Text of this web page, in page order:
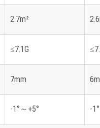
2.7m² 2.6
≤7.1G
7mm
-1°～+5° -1